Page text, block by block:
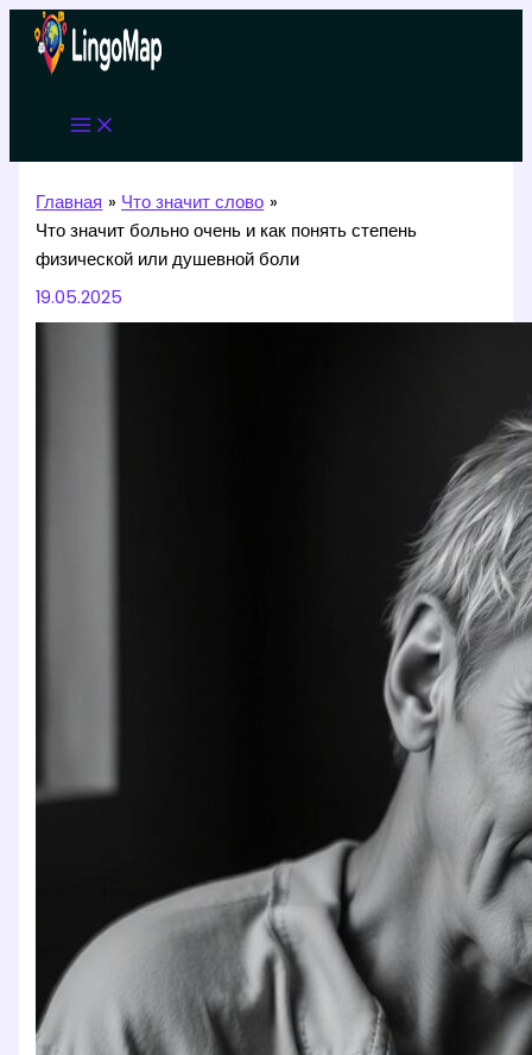
Перейти
содержимому
Главная
Что значит слово
Что значит больно очень и как понять степень
физической или душевной боли
19.05.2025